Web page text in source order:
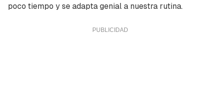
poco tiempo y se adapta genial a nuestra rutina.